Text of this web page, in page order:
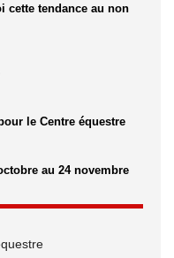
cette tendance au non
le Centre équestre
au 24 novembre